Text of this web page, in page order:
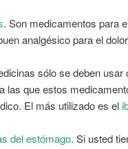
. Son medicamentos para
analgésico para el
sólo se deben
las que estos
El más utilizado es el
del estómago. Si usted